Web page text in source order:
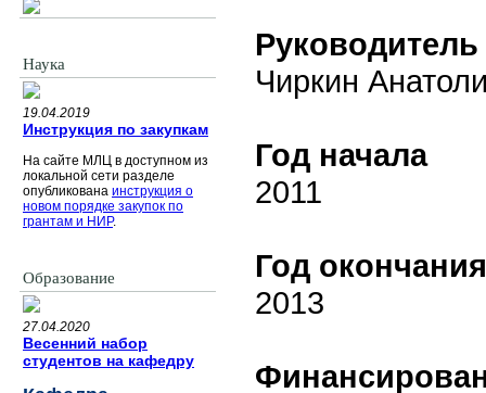
Наука
19.04.2019
Инструкция по закупкам
На сайте МЛЦ в доступном из
локальной сети разделе
опубликована инструкция о
новом порядке закупок по
грантам и НИР.
Образование
27.04.2020
Весенний набор
студентов на кафедру
Руководитель
Чиркин
Год начала
2011
Год окончания
2013